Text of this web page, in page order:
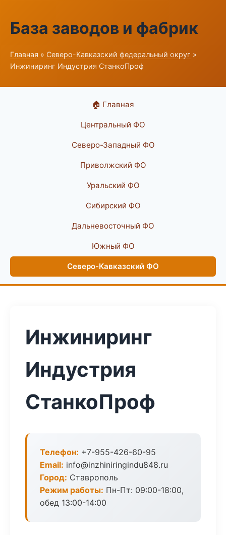
База заводов и фабрик
Главная » Северо-Кавказский федеральный округ »
Инжиниринг Индустрия СтанкоПроф
🏠 Главная
Центральный ФО
Северо-Западный ФО
Приволжский ФО
Уральский ФО
Сибирский ФО
Дальневосточный ФО
Южный ФО
Северо-Кавказский ФО
Инжиниринг
Индустрия
СтанкоПроф
Телефон: +7-955-426-60-95
Email: info@inzhiniringindu848.ru
Город: Ставрополь
Режим работы: Пн-Пт: 09:00-18:00,
обед 13:00-14:00